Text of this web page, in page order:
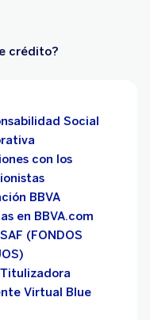
crédito?
Social
con los
BBVA
en BBVA.com
(FONDOS
Titulizadora
Virtual Blue